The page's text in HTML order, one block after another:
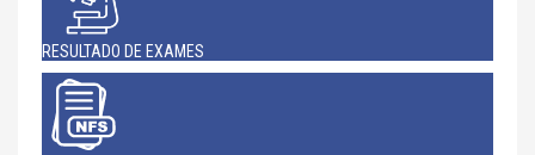
RESULTADO DE EXAMES